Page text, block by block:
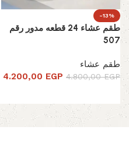
-13%
طقم عشاء 24 قطعه مدور رقم
507
طقم عشاء
4.800,00EGP
4.200,00 EGP